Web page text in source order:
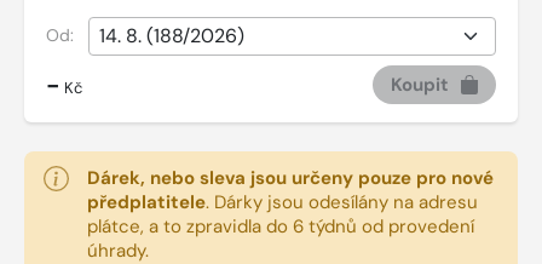
Od:
- Kč Koupit
Dárek, nebo sleva jsou určeny pouze pro nové
předplatitele. Dárky jsou odesílány na adresu
plátce, a to zpravidla do 6 týdnů od provedení
úhrady.